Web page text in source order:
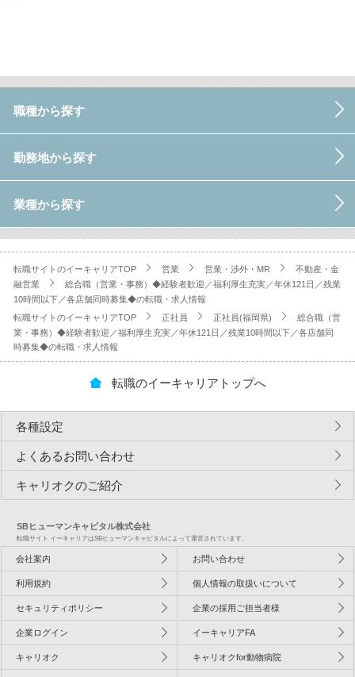
職種から探す
勤務地から探す
業種から探す
転職サイトのイーキャリアTOP 営業 営業・渉外・MR
不動産・金
融営業
総合職（営業・事務）◆経験者歓迎／福利厚生充実／年休121日／残業
10時間以下／各店舗同時募集◆の転職・求人情報
転職サイトのイーキャリアTOP
正社員 正社員(福岡県)
総合職（営
業・事務）◆経験者歓迎／福利厚生充実／年休121日／残業10時間以下／各店舗同
時募集◆の転職・求人情報
転職のイーキャリアトップへ
各種設定
よくあるお問い合わせ
キャリオクのご紹介
SBヒューマンキャピタル株式会社
転職サイト イーキャリアはSBヒューマンキャピタルによって運営されています。
会社案内 お問い合わせ
利用規約 個人情報の取扱いについて
セキュリティポリシー 企業の採用ご担当者様
企業ログイン イーキャリアFA
キャリオク キャリオクfor動物病院